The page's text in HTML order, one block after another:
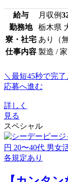
給与 月収例
勤務地
栃木県
寮・社宅 あり（
仕事内容 製造 /
＼最短45秒で完了
応募へ進む
詳しく
見る
スペシャル